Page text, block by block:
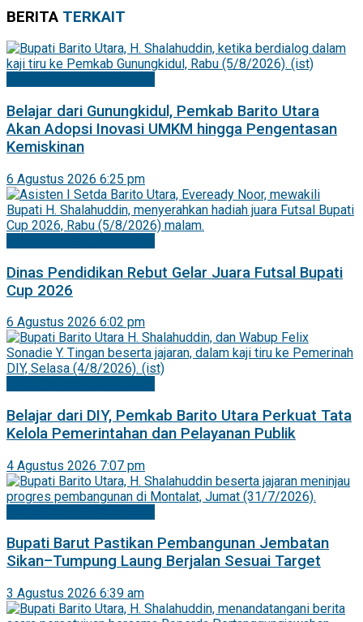
BERITA TERKAIT
Belajar dari Gunungkidul, Pemkab Barito Utara
Akan Adopsi Inovasi UMKM hingga Pengentasan
Kemiskinan
6 Agustus 2026 6:25 pm
Dinas Pendidikan Rebut Gelar Juara Futsal Bupati
Cup 2026
6 Agustus 2026 6:02 pm
Belajar dari DIY, Pemkab Barito Utara Perkuat Tata
Kelola Pemerintahan dan Pelayanan Publik
4 Agustus 2026 7:07 pm
Bupati Barut Pastikan Pembangunan Jembatan
Sikan–Tumpung Laung Berjalan Sesuai Target
3 Agustus 2026 6:39 am